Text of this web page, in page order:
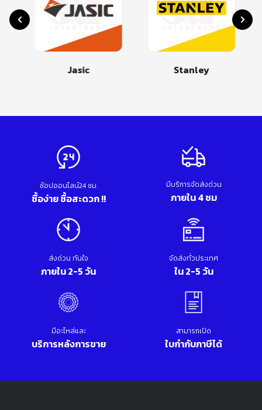
Jasic Stanley
ช้อปออนไลน์24 ชม.
ซื้อง่าย ซื้อสะดวก !!
มีบริการจัดส่งด่วน
ภายใน 4 ชม
ส่งด่วน ทันใจ
ภายใน 2-5 วัน
จัดส่งทั่วประเทศ
ใน 2-5 วัน
มีอะไหล่และ
บริการหลังการขาย
สามารถเปิด
ใบกำกับภาษีได้